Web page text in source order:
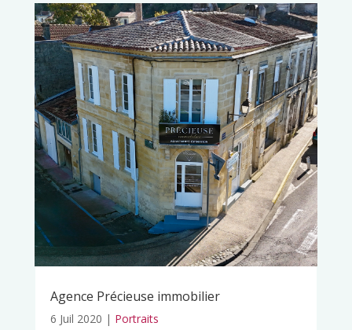
Agence Précieuse immobilier
6 Juil 2020 | Portraits